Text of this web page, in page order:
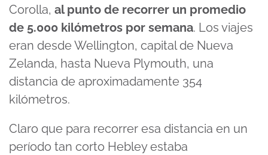
Corolla, al punto de recorrer un promedio
de 5.000 kilómetros por semana. Los viajes
eran desde Wellington, capital de Nueva
Zelanda, hasta Nueva Plymouth, una
distancia de aproximadamente 354
kilómetros.
Claro que para recorrer esa distancia en un
período tan corto Hebley estaba